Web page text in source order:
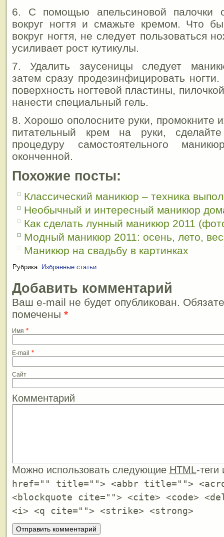
6. С помощью апельсиновой палочки
вокруг ногтя и смажьте кремом. Что
вокруг ногтя, не следует пользоваться
усиливает рост кутикулы.
7. Удалить заусеницы следует
затем сразу продезинфицировать
поверхность ногтевой пластины,
нанести специальный гель.
8. Хорошо ополосните руки, промокните
питательный крем на руки,
процедуру самостоятельного
оконченной.
Похожие посты:
Классический маникюр – техника
Необычный и интересный маникюр
Как сделать лунный маникюр 2011
Модный маникюр 2011: осень, лето,
Маникюр на свадьбу в картинках
Рубрика: Избранные статьи
Добавить комментарий
Ваш e-mail не будет опубликован.
помечены *
Имя *
E-mail *
Сайт
Комментарий
Можно использовать следующие HTML-
href="" title=""> <abbr title="">
<blockquote cite=""> <cite> <code>
<i> <q cite=""> <strike> <strong>